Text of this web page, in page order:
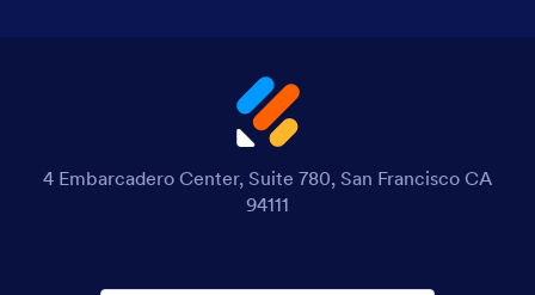
4 Embarcadero Center, Suite 780, San Francisco CA
94111